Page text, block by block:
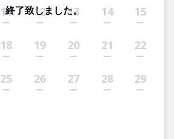
11 12 13 14 15
18 19 20 21 22
25 26 27 28 29
終了致しました。